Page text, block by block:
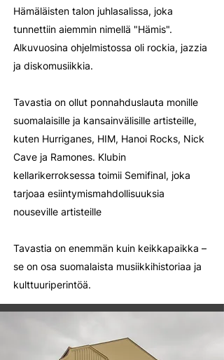
Hämäläisten talon juhlasalissa, joka
tunnettiin aiemmin nimellä "Hämis".
Alkuvuosina ohjelmistossa oli rockia, jazzia
ja diskomusiikkia.
Tavastia on ollut ponnahduslauta monille
suomalaisille ja kansainvälisille artisteille,
kuten Hurriganes, HIM, Hanoi Rocks, Nick
Cave ja Ramones. Klubin
kellarikerroksessa toimii Semifinal, joka
tarjoaa esiintymismahdollisuuksia
nouseville artisteille
Tavastia on enemmän kuin keikkapaikka –
se on osa suomalaista musiikkihistoriaa ja
kulttuuriperintöä.